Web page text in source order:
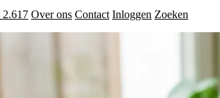
2.617 Over ons Contact Inloggen Zoeken